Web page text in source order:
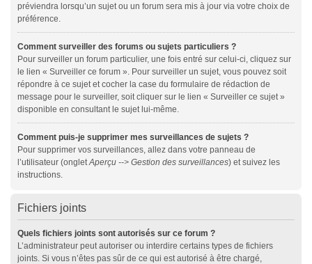
préviendra lorsqu’un sujet ou un forum sera mis à jour via votre choix de
préférence.
Comment surveiller des forums ou sujets particuliers ?
Pour surveiller un forum particulier, une fois entré sur celui-ci, cliquez sur
le lien « Surveiller ce forum ». Pour surveiller un sujet, vous pouvez soit
répondre à ce sujet et cocher la case du formulaire de rédaction de
message pour le surveiller, soit cliquer sur le lien « Surveiller ce sujet »
disponible en consultant le sujet lui-même.
Comment puis-je supprimer mes surveillances de sujets ?
Pour supprimer vos surveillances, allez dans votre panneau de
l’utilisateur (ongletAperçu --> Gestion des surveillances) et suivez les
instructions.
Fichiers joints
Quels fichiers joints sont autorisés sur ce forum ?
L’administrateur peut autoriser ou interdire certains types de fichiers
joints. Si vous n’êtes pas sûr de ce qui est autorisé à être chargé,